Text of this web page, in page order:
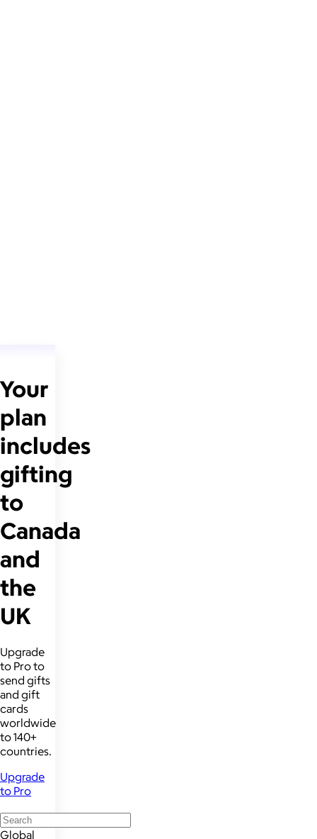
Your
plan
includes
gifting
to
Canada
and
the
UK
Upgrade
to Pro to
send gifts
and gift
cards
worldwide
to 140+
countries.
Upgrade
to Pro
Global